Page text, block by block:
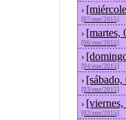
›
[07/ene/2015]
› [martes,
[06/ene/2015]
›
[04/ene/2015]
›
[03/ene/2015]
›
[02/ene/2015]